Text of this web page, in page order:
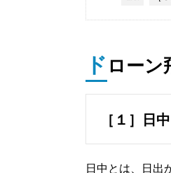
ド ローン
［１］日
日中とは、日出